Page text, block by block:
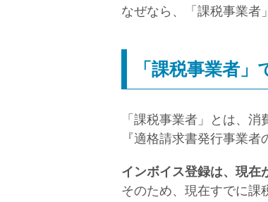
なぜなら、「課税事業者
「課税事業者
「課税事業者」とは、
『適格請求書発行事業
インボイス登録は、現在
そのため、現在すでに課